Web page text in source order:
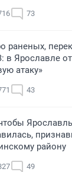
73
раненых,
в Ярославле
атаку»
43
району
49